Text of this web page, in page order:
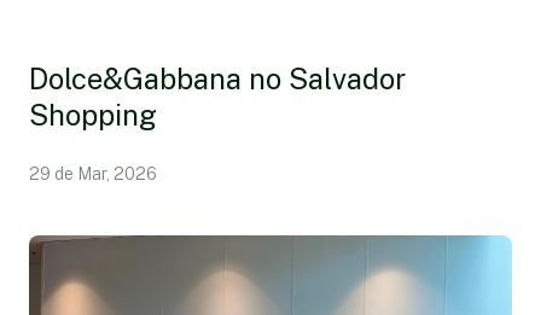
Dolce&Gabbana no Salvador
Shopping
29 de Mar, 2026